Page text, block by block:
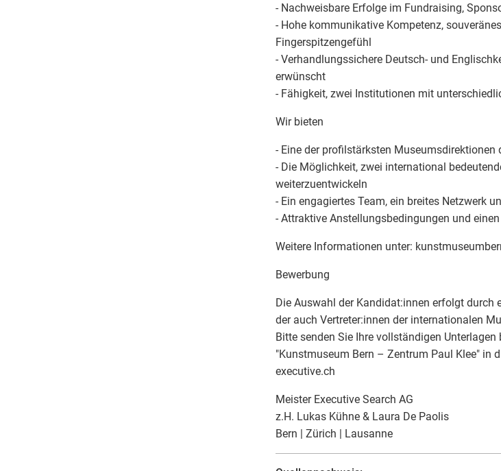
- Nachweisbare Erfolge im Fundraising,
- Hohe kommunikative Kompetenz,
Fingerspitzengefühl
- Verhandlungssichere Deutsch- und
erwünscht
- Fähigkeit, zwei Institutionen mit
Wir bieten
- Eine der profilstärksten Museumsdirektionen
- Die Möglichkeit, zwei international
weiterzuentwickeln
- Ein engagiertes Team, ein breites Netzwerk
- Attraktive Anstellungsbedingungen und
Weitere Informationen unter:
Bewerbung
Die Auswahl der Kandidat:innen erfolgt durch
der auch Vertreter:innen der internationalen
Bitte senden Sie Ihre vollständigen
"Kunstmuseum Bern – Zentrum Paul Klee" in
executive.ch
Meister Executive Search AG
z.H. Lukas Kühne & Laura De Paolis
Bern | Zürich | Lausanne